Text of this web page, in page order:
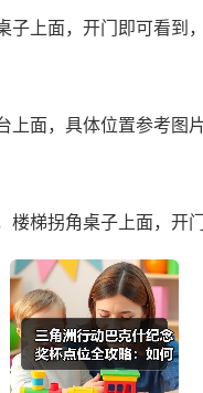
上面，开门即可看到
面，具体位置参考图
梯拐角桌子上面，开